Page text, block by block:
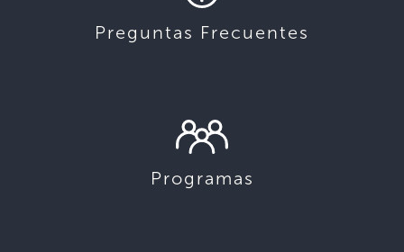
Preguntas Frecuentes
Programas